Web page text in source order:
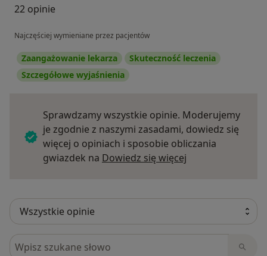
22 opinie
Najczęściej wymieniane przez pacjentów
Zaangażowanie lekarza
Skuteczność leczenia
Szczegółowe wyjaśnienia
Sprawdzamy wszystkie opinie. Moderujemy
je zgodnie z naszymi zasadami, dowiedz się
więcej o opiniach i sposobie obliczania
gwiazdek na Dowiedz się więcej
Szukaj w opiniach